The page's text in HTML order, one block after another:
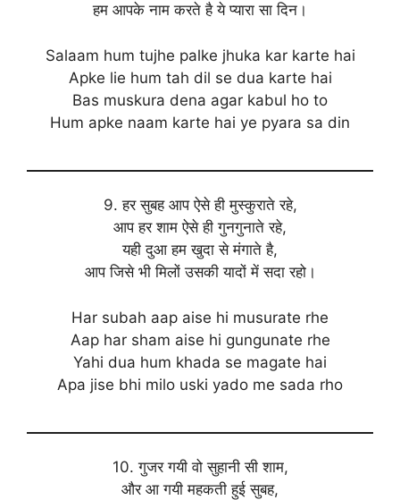
हम आपके नाम करते है ये प्यारा सा दिन।
Salaam hum tujhe palke jhuka kar karte hai
Apke lie hum tah dil se dua karte hai
Bas muskura dena agar kabul ho to
Hum apke naam karte hai ye pyara sa din
9. हर सुबह आप ऐसे ही मुस्कुराते रहे,
आप हर शाम ऐसे ही गुनगुनाते रहे,
यही दुआ हम खुदा से मंगाते है,
आप जिसे भी मिलों उसकी यादों में सदा रहो।
Har subah aap aise hi musurate rhe
Aap har sham aise hi gungunate rhe
Yahi dua hum khada se magate hai
Apa jise bhi milo uski yado me sada rho
10. गुजर गयी वो सुहानी सी शाम,
और आ गयी महकती हुई सुबह,